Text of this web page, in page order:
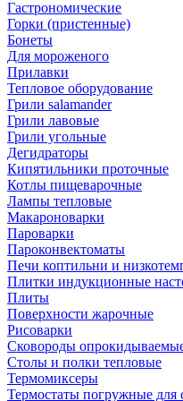
Гастрономические
Горки (пристенные)
Бонеты
Для мороженого
Прилавки
Тепловое оборудование
Грили salamander
Грили лавовые
Грили угольные
Дегидраторы
Кипятильники проточные
Котлы пищеварочные
Лампы тепловые
Макароноварки
Пароварки
Пароконвектоматы
Печи коптильни и
Плитки индукционные
Плиты
Поверхности жарочные
Рисоварки
Сковороды
Столы и полки тепловые
Термомиксеры
Термостаты погружные для